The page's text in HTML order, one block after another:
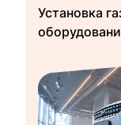
Установка